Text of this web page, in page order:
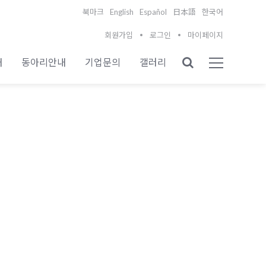
북마크 English Español 日本語 한국어
회원가입 로그인 마이페이지
동아리안내 기업문의 갤러리